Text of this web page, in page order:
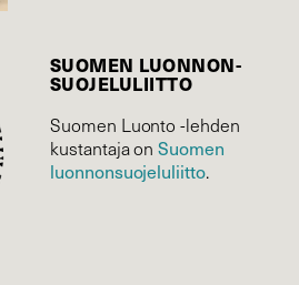
SUOMEN LUONNON­
SUOJELU­LIITTO
Suomen Luonto -lehden
kustantaja onSuomen
luonnonsuojelu­liitto.